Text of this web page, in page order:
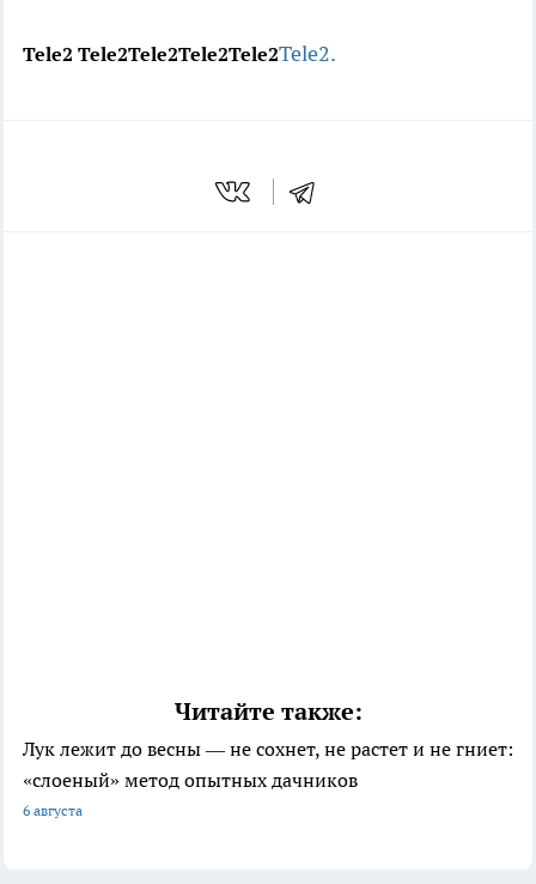
Tele2 Tele2Tele2Tele2Tele2Tele2.
Читайте также:
Лук лежит до весны — не сохнет, не растет и не гниет:
«слоеный» метод опытных дачников
6 августа